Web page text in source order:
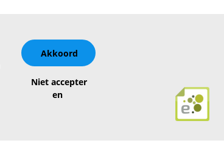
Akkoord
Niet accepter
en